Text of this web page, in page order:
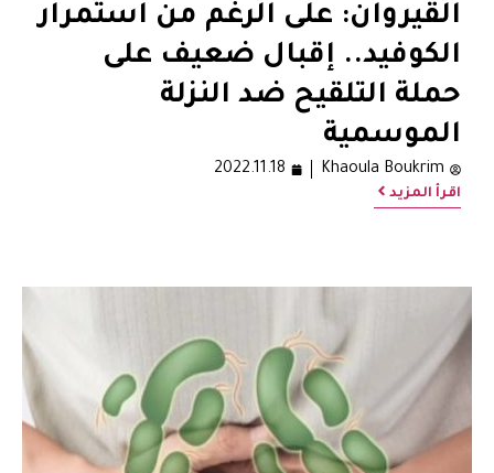
القيروان: على الرغم من استمرار
الكوفيد.. إقبال ضعيف على
حملة التلقيح ضد النزلة
الموسمية
Khaoula Boukrim
2022.11.18
اقرأ المزيد